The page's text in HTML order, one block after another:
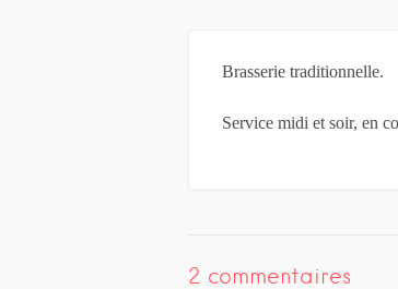
Brasserie traditionnelle.
Service midi et soir, en
2 commentaires